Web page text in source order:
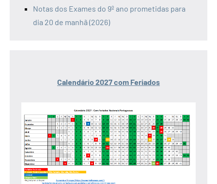
Notas dos Exames do 9º ano prometidas para
dia 20 de manhã (2026)
Calendário 2027 com Feriados